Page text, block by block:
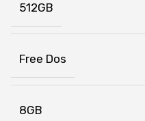
1x 2-in-1
1x
512GB
Free Dos
8GB